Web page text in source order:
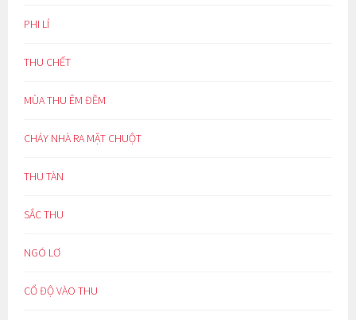
PHI LÍ
THU CHẾT
MÙA THU ÊM ĐỀM
CHÁY NHÀ RA MẶT CHUỘT
THU TÀN
SẮC THU
NGÓ LƠ
CỔ ĐỘ VÀO THU